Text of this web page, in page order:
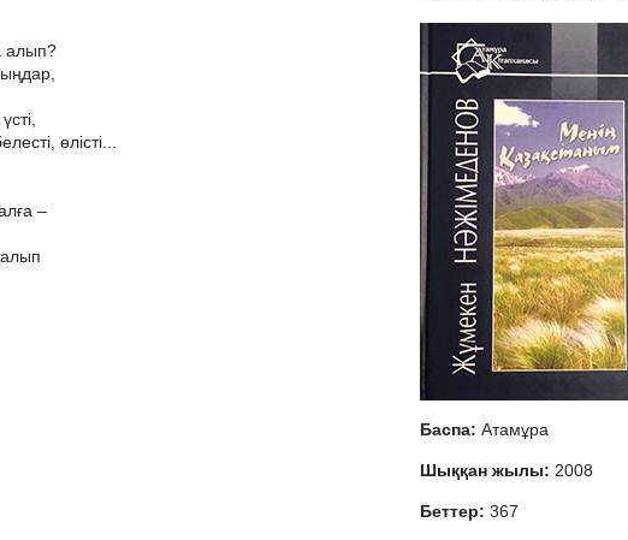
алып?
өлісті...
–
Баспа: Атамұра
Шыққан жылы: 2008
Беттер: 367